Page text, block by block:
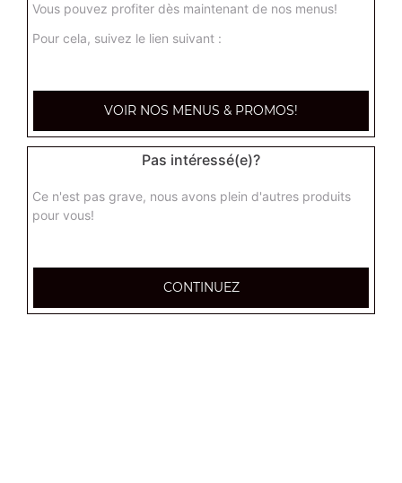
tarte flambée normal, tarte flambée forestière, tarte
+
Vous pouvez profiter dès maintenant de nos menus!
Pour cela, suivez le lien suivant :
VOIR NOS MENUS & PROMOS!
Pas intéressé(e)?
Ce n'est pas grave, nous avons plein d'autres produits
pour vous!
CONTINUEZ